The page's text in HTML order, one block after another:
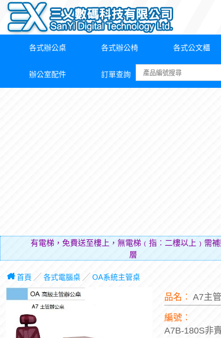
各式辦公桌 各式辦公椅 各式公文櫃
辦公室配件 訂單查詢
有電梯，免費送至樓上，無電梯﹙指︰二樓以上﹚需
層費用（
首頁 ╱ 各式電腦桌╱ OA系統主管桌
品名︰ A7主
編號︰
A7B-180S非